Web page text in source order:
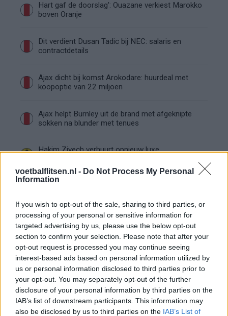
voetbalflitsen.nl - Do Not Process My Personal
Information
If you wish to opt-out of the sale, sharing to third parties, or
processing of your personal or sensitive information for
targeted advertising by us, please use the below opt-out
section to confirm your selection. Please note that after your
opt-out request is processed you may continue seeing
interest-based ads based on personal information utilized by
us or personal information disclosed to third parties prior to
your opt-out. You may separately opt-out of the further
disclosure of your personal information by third parties on the
IAB’s list of downstream participants. This information may
also be disclosed by us to third parties on the IAB’s List of
Hart gaf de doorslag': Ouazane verkiest Marokko
boven Oranje
Dit verdient Dusan Tadic bij NEC: salaris en
contractdetails
Ajax dicht bij komst Arokodare: huurdeal met
koopoptie van 22 miljoen
Ajax helpt Burnley uit de brand met afgeknipte
sokken na blunder met tenues
Hakim Ziyech verhuurt opnieuw luxe
Resterend oefenprogramma Ajax: waar zijn de
duels te zien
Ajax groeit onder Míchel, maar transfermarkt
blijft cruciaal
Ajax-talent Mohamed Abdalla schrijft Europese
geschiedenis